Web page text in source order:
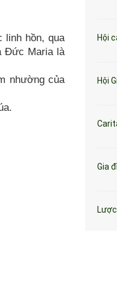
linh hồn, qua
Đức Maria là
nhường của
Hội
Hội
Gia